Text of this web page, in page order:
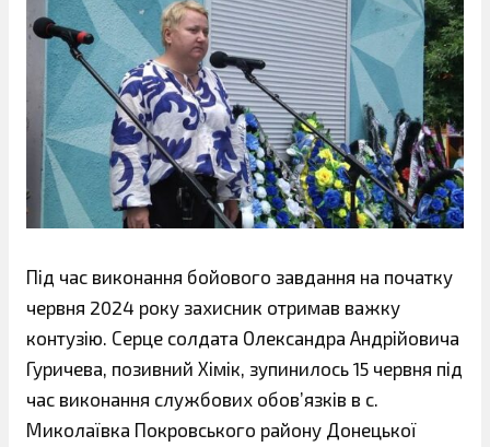
Під час виконання бойового завдання на початку
червня 2024 року захисник отримав важку
контузію. Серце солдата Олександра Андрійовича
Гуричева, позивний Хімік, зупинилось 15 червня під
час виконання службових обов’язків в с.
Миколаївка Покровського району Донецької